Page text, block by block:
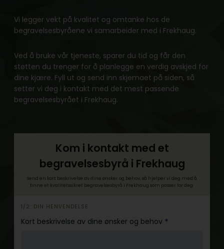
Vi legger vekt på kvalitet og omtanke hos de
begravelsesbyråene vi samarbeider med i Frekhaug.
Ved å bruke vår tjeneste, sparer du tid og får den
støtten du trenger for å planlegge en verdig avskjed for
dine kjære. Fyll ut og send inn skjemaet på siden, så
setter vi deg i kontakt med det mest passende
begravelsesbyrået i Frekhaug.
Kom i kontakt med et
begravelsesbyrå i Frekhaug
Send en kort beskrivelse av dine ønsker og behov, så hjelper vi deg med å
finne et kvalitetssikret begravelsesbyrå i Frekhaug som passer for deg.
h
e
1/2: DIN HENVENDELSE
Kort beskrivelse av dine ønsker og behov *